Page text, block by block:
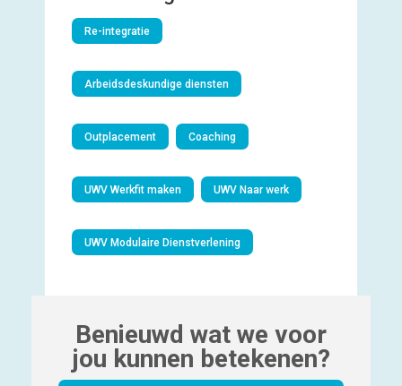
Re-integratie
Arbeidsdeskundige diensten
Outplacement Coaching
UWV Werkfit maken UWV Naar werk
UWV Modulaire Dienstverlening
Benieuwd wat we voor
jou kunnen betekenen?